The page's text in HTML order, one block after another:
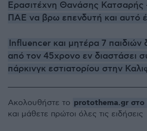
Ερασιτέχνη Θανάσης
ΠΑΕ να βρω επενδυτή και αυτό
Influencer και μητέρα 7
από τον 45χρονο εν διαστάσει
πάρκινγκ εστιατορίου στην
Ακολουθήστε το protothema.gr στο
και μάθετε πρώτοι όλες τις ειδήσεις